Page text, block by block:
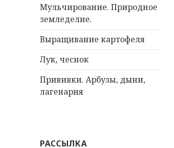
Мульчирование. Природное
земледелие.
Выращивание картофеля
Лук, чеснок
Прививки. Арбузы, дыни,
лагенария
РАССЫЛКА